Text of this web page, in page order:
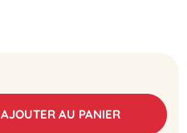
AJOUTER AU PANIER